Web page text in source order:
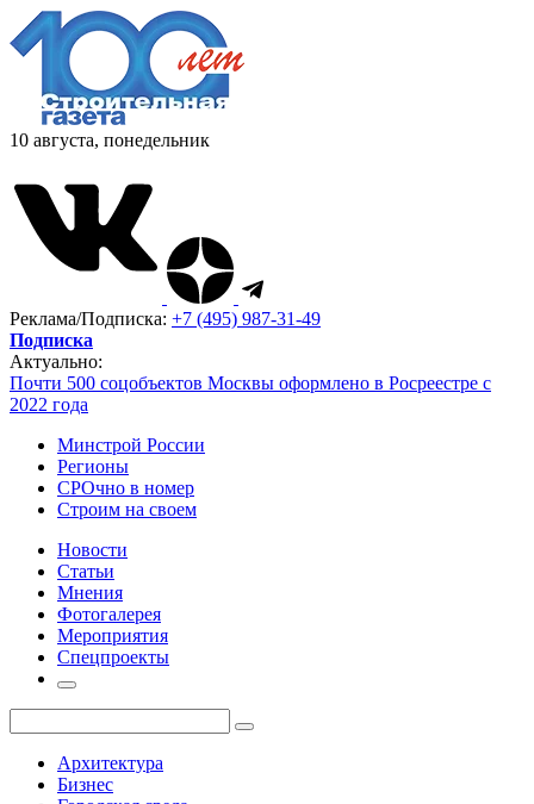
10 августа, понедельник
Реклама/Подписка: +7 (495) 987-31-49
Подписка
Актуально:
Почти 500 соцобъектов Москвы оформлено в Росреестре с
2022 года
Минстрой России
Регионы
СРОчно в номер
Строим на своем
Новости
Статьи
Мнения
Фотогалерея
Мероприятия
Спецпроекты
Архитектура
Бизнес